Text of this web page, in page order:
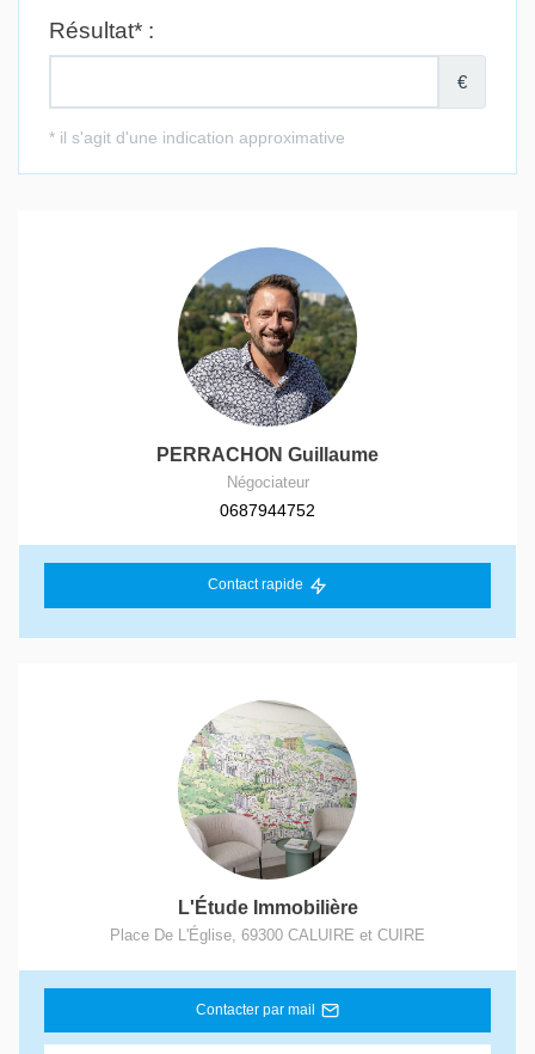
PERRACHON Guillaume
Négociateur
0687944752
Contact rapide
L'Étude Immobilière
Place De L'Église 69300 CALUIRE et CUIRE
Contacter par mail